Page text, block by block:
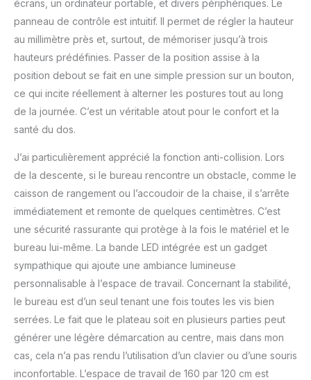
écrans, un ordinateur portable, et divers périphériques. Le
panneau de contrôle est intuitif. Il permet de régler la hauteur
au millimètre près et, surtout, de mémoriser jusqu’à trois
hauteurs prédéfinies. Passer de la position assise à la
position debout se fait en une simple pression sur un bouton,
ce qui incite réellement à alterner les postures tout au long
de la journée. C’est un véritable atout pour le confort et la
santé du dos.
J’ai particulièrement apprécié la fonction anti-collision. Lors
de la descente, si le bureau rencontre un obstacle, comme le
caisson de rangement ou l’accoudoir de la chaise, il s’arrête
immédiatement et remonte de quelques centimètres. C’est
une sécurité rassurante qui protège à la fois le matériel et le
bureau lui-même. La bande LED intégrée est un gadget
sympathique qui ajoute une ambiance lumineuse
personnalisable à l’espace de travail. Concernant la stabilité,
le bureau est d’un seul tenant une fois toutes les vis bien
serrées. Le fait que le plateau soit en plusieurs parties peut
générer une légère démarcation au centre, mais dans mon
cas, cela n’a pas rendu l’utilisation d’un clavier ou d’une souris
inconfortable. L’espace de travail de 160 par 120 cm est